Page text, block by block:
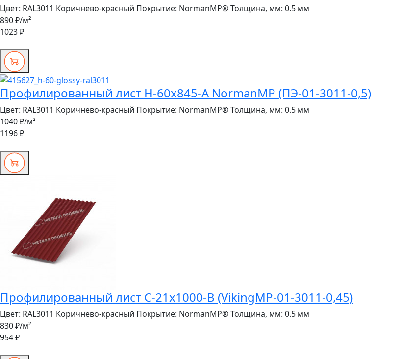
Цвет: RAL3011 Коричнево-красный Покрытие: NormanMP®Толщина, мм: 0.5 мм
890 ₽/м²
1023 ₽
Профилированный лист Н-60x845-A NormanMP (ПЭ-01-3011-0,5)
Цвет: RAL3011 Коричнево-красный Покрытие: NormanMP®Толщина, мм: 0.5 мм
1040 ₽/м²
1196 ₽
Профилированный лист С-21x1000-B (VikingMP-01-3011-0,45)
Цвет: RAL3011 Коричнево-красный Покрытие: NormanMP®Толщина, мм: 0.5 мм
830 ₽/м²
954 ₽